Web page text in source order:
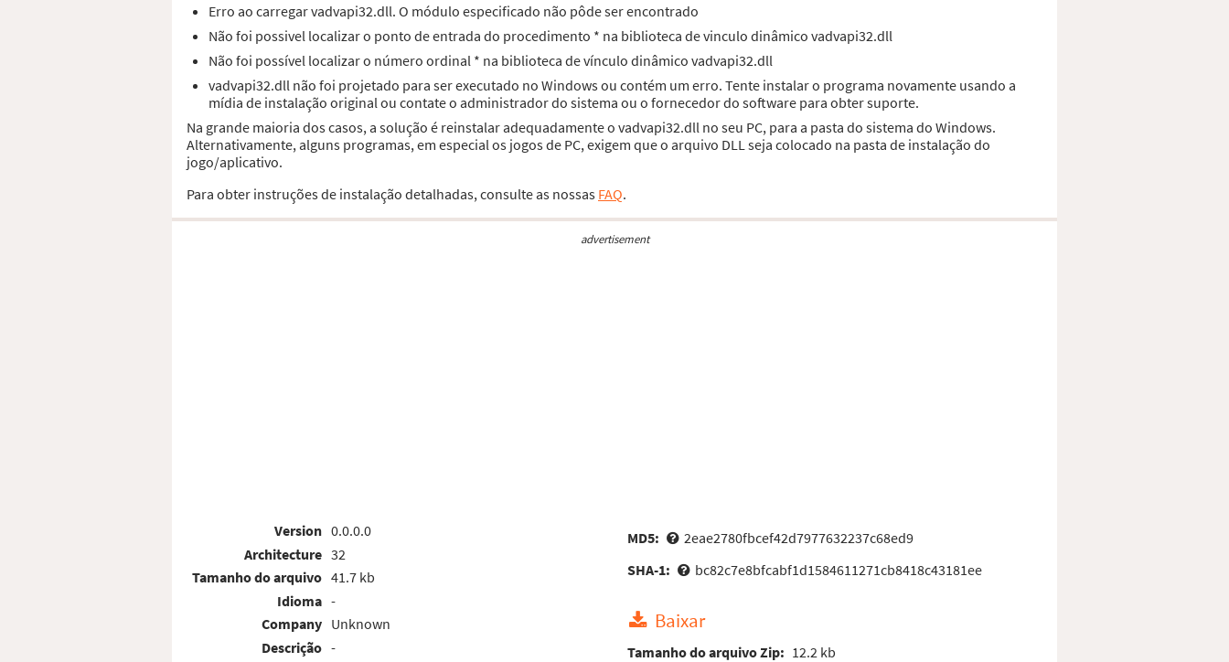
Erro ao carregar vadvapi32.dll. O módulo especificado não pôde ser encontrado
Não foi possivel localizar o ponto de entrada do procedimento * na biblioteca de vinculo dinâmico vadvapi32.dll
Não foi possível localizar o número ordinal * na biblioteca de vínculo dinâmico vadvapi32.dll
vadvapi32.dll não foi projetado para ser executado no Windows ou contém um erro. Tente instalar o programa novamente usando a
mídia de instalação original ou contate o administrador do sistema ou o fornecedor do software para obter suporte.
Na grande maioria dos casos, a solução é reinstalar adequadamente o vadvapi32.dll no seu PC, para a pasta do sistema do Windows.
Alternativamente, alguns programas, em especial os jogos de PC, exigem que o arquivo DLL seja colocado na pasta de instalação do
jogo/aplicativo.
Para obter instruções de instalação detalhadas, consulte as nossas FAQ.
advertisement
Version
Architecture
Tamanho do arquivo
Idioma
Company
Descrição
0.0.0.0
32
41.7 kb
-
Unknown
-
MD5:
2eae2780fbcef42d7977632237c68ed9
SHA-1:
bc82c7e8bfcabf1d1584611271cb8418c43181ee
Baixar
Tamanho do arquivo Zip: 12.2 kb